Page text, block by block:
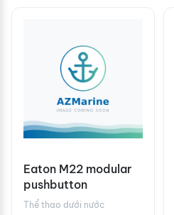
Eaton M22 modular
pushbutton
Thể thao dưới nước